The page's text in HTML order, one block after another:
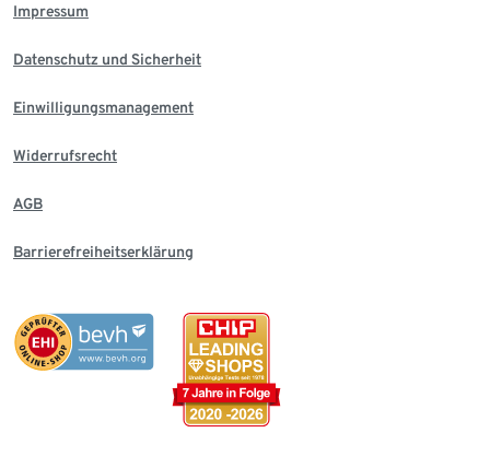
Impressum
Datenschutz und Sicherheit
Einwilligungsmanagement
Widerrufsrecht
AGB
Barrierefreiheitserklärung